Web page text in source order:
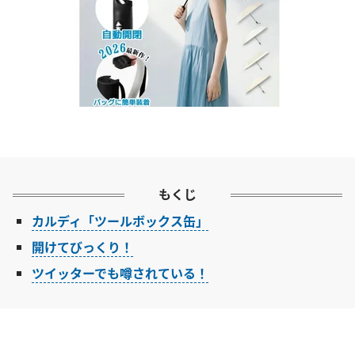
もくじ
カルディ「ツールボックス缶」
開けてびっくり！
ツイッターでも噂されている！